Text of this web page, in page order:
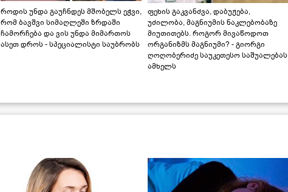
როდის უნდა გაუჩნდეს მშობელს ეჭვი,
რომ ბავშვი სიმაღლეში ზრდაში
ჩამორჩება და ვის უნდა მიმართოს
ასეთ დროს - სპეციალისტი საუბრობს
ფეხის გაკვანძვა, დაბუჟება,
უძილობა, მაგნიუმის ნაკლებობაზე
მიუთითებს. როგორ მივაწოდოთ
ორგანიზმს მაგნიუმი? - გიორგი
ღოღობერიძე საუკეთესო საშუალებას
ამხელს